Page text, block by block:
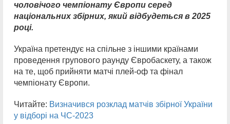
чоловічого чемпіонату Європи серед
національних збірних, який відбудеться в 2025
році.
Україна претендує на спільне з іншими країнами
проведення групового раунду Євробаскету, а також
на те, щоб прийняти матчі плей-оф та фінал
чемпіонату Європи.
Читайте: Визначився розклад матчів збірної України
у відборі на ЧС-2023